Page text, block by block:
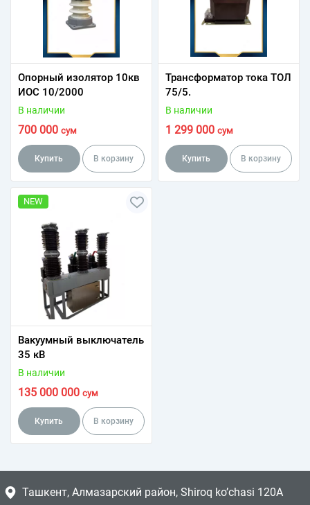
Опорный изолятор 10кв
ИОС 10/2000
В наличии
700 000 сум
Купить В корзину
Трансформатор тока ТОЛ
75/5.
В наличии
1 299 000 сум
Купить В корзину
NEW
Вакуумный выключатель
35 кВ
В наличии
135 000 000 сум
Купить В корзину
Ташкент, Алмазарский район, Shiroq ko’chasi 120A